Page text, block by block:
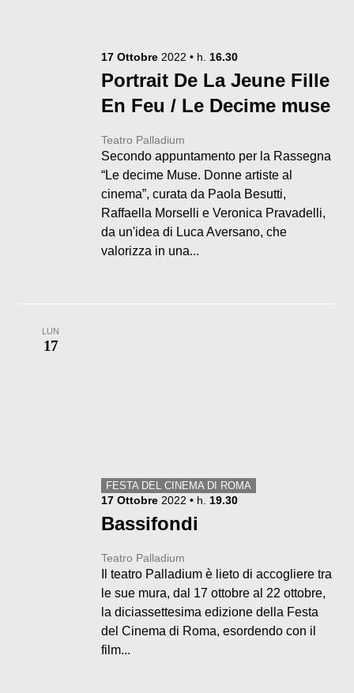
17 Ottobre 2022 • h. 16.30
Portrait De La Jeune Fille
En Feu / Le Decime muse
Teatro Palladium
Secondo appuntamento per la Rassegna
“Le decime Muse. Donne artiste al
cinema”, curata da Paola Besutti,
Raffaella Morselli e Veronica Pravadelli,
da un'idea di Luca Aversano, che
valorizza in una...
LUN
17
FESTA DEL CINEMA DI ROMA
17 Ottobre 2022 • h. 19.30
Bassifondi
Teatro Palladium
Il teatro Palladium è lieto di accogliere tra
le sue mura, dal 17 ottobre al 22 ottobre,
la diciassettesima edizione della Festa
del Cinema di Roma, esordendo con il
film...